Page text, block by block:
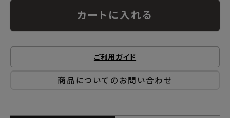
カートに入れる
ご利用ガイド
商品についてのお問い合わせ